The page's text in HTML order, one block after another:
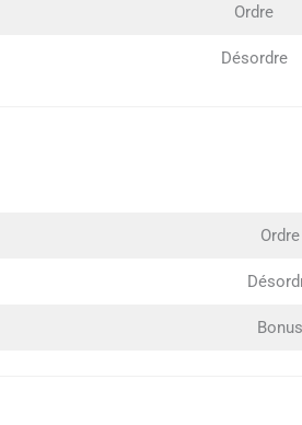
Ordre
Désordre
Ordre
Bonus